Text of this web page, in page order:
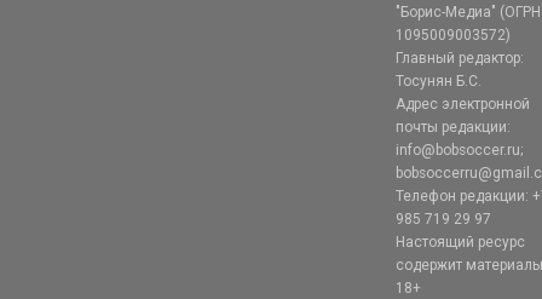
"Борис-Медиа" (ОГРН
1095009003572)
Главный редактор:
Тосунян Б.С.
Адрес электронной
почты редакции:
info@bobsoccer.ru;
Телефон редакции:
985 719 29 97
Настоящий ресурс
содержит
18+